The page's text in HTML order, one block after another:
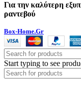
Για την καλύτερη
ραντεβού
Box-Home.Gr
Start typing to see